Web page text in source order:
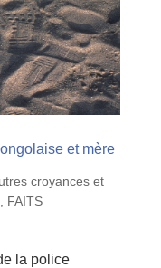
et mère
croyances et
FAITS
la police